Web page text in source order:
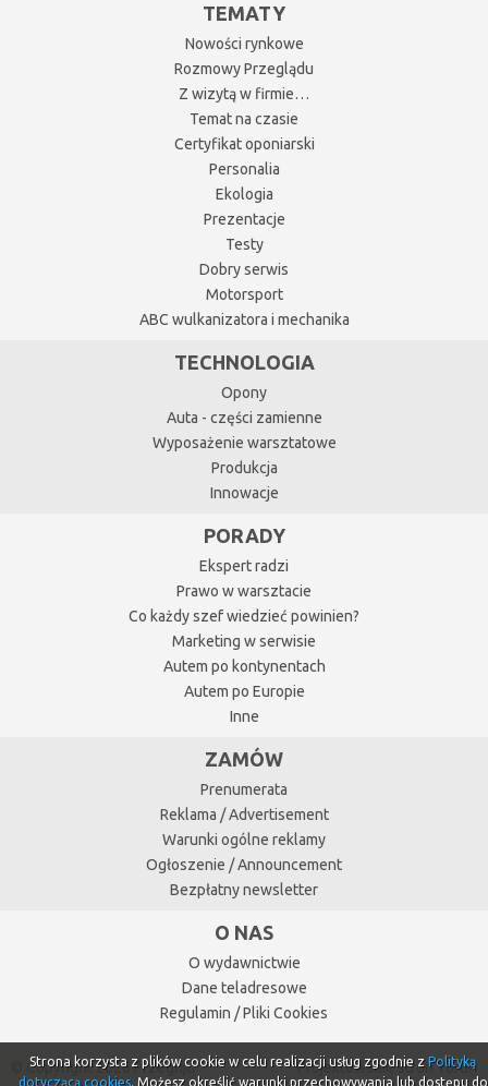
TEMATY
Nowości rynkowe
Rozmowy Przeglądu
Z wizytą w firmie…
Temat na czasie
Certyfikat oponiarski
Personalia
Ekologia
Prezentacje
Testy
Dobry serwis
Motorsport
ABC wulkanizatora i mechanika
TECHNOLOGIA
Opony
Auta - części zamienne
Wyposażenie warsztatowe
Produkcja
Innowacje
PORADY
Ekspert radzi
Prawo w warsztacie
Co każdy szef wiedzieć powinien?
Marketing w serwisie
Autem po kontynentach
Autem po Europie
Inne
ZAMÓW
Prenumerata
Reklama / Advertisement
Warunki ogólne reklamy
Ogłoszenie / Announcement
Bezpłatny newsletter
O NAS
O wydawnictwie
Dane teladresowe
Regulamin / Pliki Cookies
© Copyright 2026 Przegląd
Projektowanie stron Toruń
Strona korzysta z plików cookie w celu realizacji usług zgodnie z Polityką
dotyczącą cookies. Możesz określić warunki przechowywania lub dostępu do